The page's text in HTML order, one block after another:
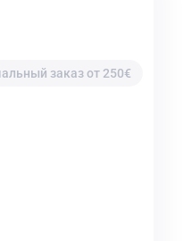
заказ от 250€